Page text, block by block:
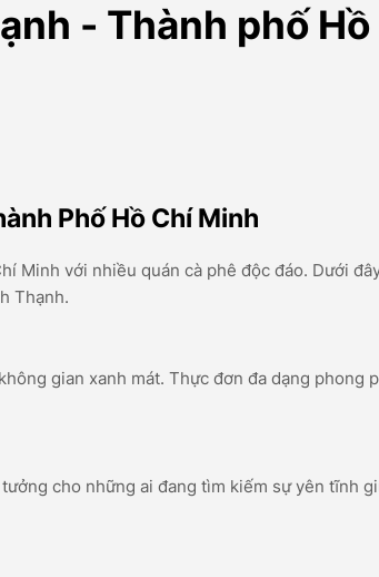
- Thành phố
Phố Hồ Chí Minh
Minh với nhiều quán cà phê độc đáo. Dưới
Thạnh.
gian xanh mát. Thực đơn đa dạng phong
cho những ai đang tìm kiếm sự yên tĩnh